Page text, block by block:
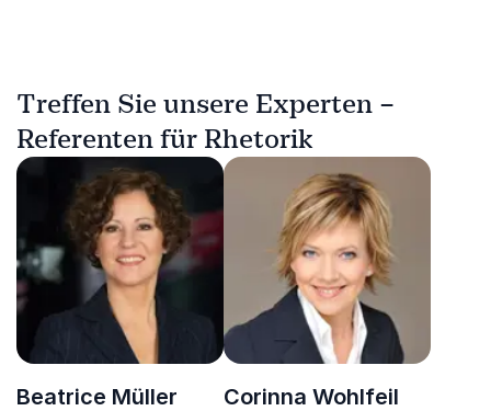
Treffen Sie unsere Experten –
Referenten für Rhetorik
Beatrice Müller Corinna Wohlfeil